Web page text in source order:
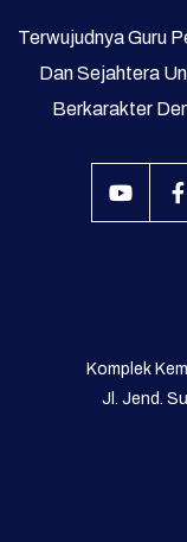
Terwujudnya Guru
Dan Sejahtera
Berkarakter
Komplek
Jl. Jend.